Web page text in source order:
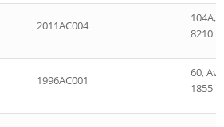
2011AC004
104A,
8210
1996AC001
60,
1855